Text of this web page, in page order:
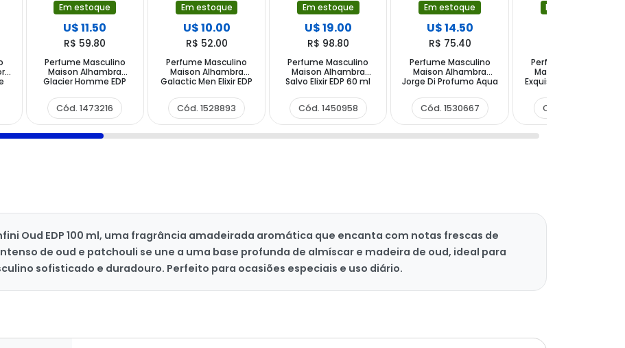
Em estoque
U$ 11.50
R$ 59.80
Perfume Masculino
Maison Alhambra
Glacier Homme EDP
Cód. 1473216
Em estoque
U$ 10.00
R$ 52.00
Perfume Masculino
Maison Alhambra
Galactic Men Elixir EDP
Cód. 1528893
Em estoque
U$ 19.00
R$ 98.80
Perfume Masculino
Maison Alhambra
Salvo Elixir EDP 60 ml
Cód. 1450958
Em estoque
U$ 14.50
R$ 75.40
Perfume Masculino
Maison Alhambra
Jorge Di Profumo Aqua
Cód. 1530667
Em estoque
Perfume Masculino
Maison Alhambra
Exquisite Prive EDP 100
Cód. 1532418
Oud EDP 100 ml, uma fragrância amadeirada aromática que encanta com notas frescas de
de oud e patchouli se une a uma base profunda de almíscar e madeira de oud, ideal para
sofisticado e duradouro. Perfeito para ocasiões especiais e uso diário.